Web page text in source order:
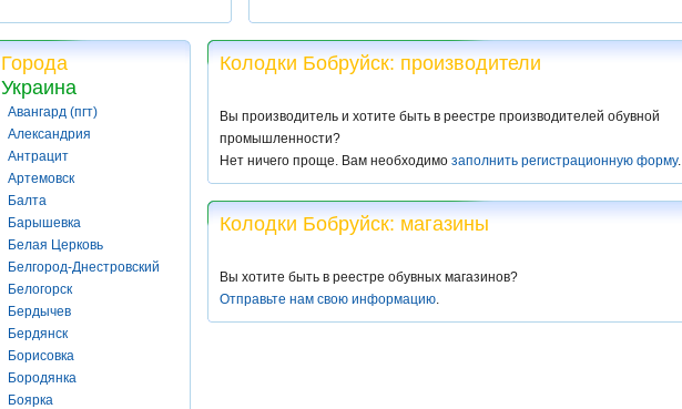
Города
Украина
Авангард (пгт)
Александрия
Антрацит
Артемовск
Балта
Барышевка
Белая Церковь
Белгород-Днестровский
Белогорск
Бердычев
Бердянск
Борисовка
Бородянка
Боярка
Колодки Бобруйск: производители
Вы производитель и хотите быть в реестре производителей обувной
промышленности?
Нет ничего проще. Вам необходимо заполнить регистрационную форму.
Колодки Бобруйск: магазины
Вы хотите быть в реестре обувных магазинов?
Отправьте нам свою информацию.